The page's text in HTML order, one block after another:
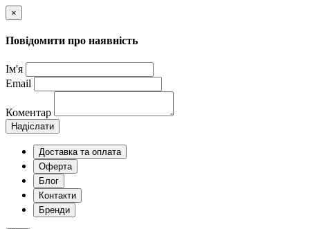
×
Повідомити про наявність
Ім'я
Email
Коментар
Надіслати
Доставка та оплата
Оферта
Блог
Контакти
Бренди